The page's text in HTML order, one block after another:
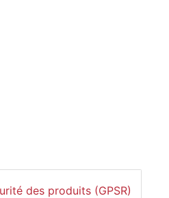
des produits (GPSR)